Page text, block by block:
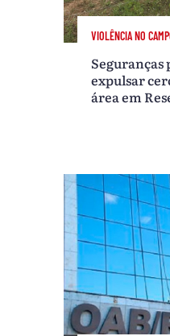
VIOLÊNCIA NO
expulsar
área em